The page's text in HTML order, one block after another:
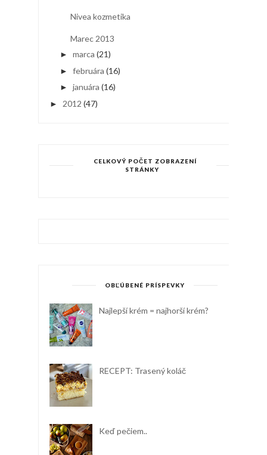
Nivea kozmetika
Marec 2013
► marca (21)
► februára (16)
► januára (16)
► 2012 (47)
CELKOVÝ POČET ZOBRAZENÍ
STRÁNKY
OBĽÚBENÉ PRÍSPEVKY
Najlepší krém = najhorší krém?
RECEPT: Trasený koláč
Keď pečiem..